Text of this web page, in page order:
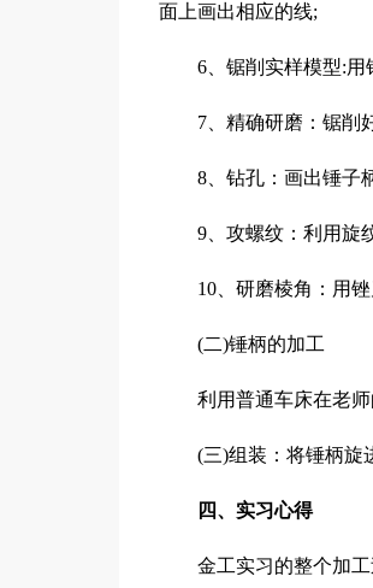
面上画出相应的线;
6、锯削实样模型:
7、精确研磨：锯削
8、钻孔：画出锤子
9、攻螺纹：利用旋
10、研磨棱角：用
(二)锤柄的加工
利用普通车床在老
(三)组装：将锤柄旋
四、实习心得
金工实习的整个加